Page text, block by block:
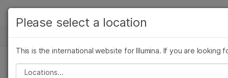
Skip to content
ソリューション
ラーニング
ニュースセンター
お問い合わせ
会社情報
Please select a location
This is the international website for Illumina. If you are
Please select a location
がん研究